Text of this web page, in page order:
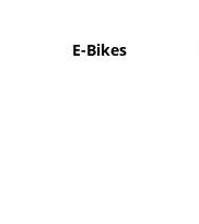
E-Bikes